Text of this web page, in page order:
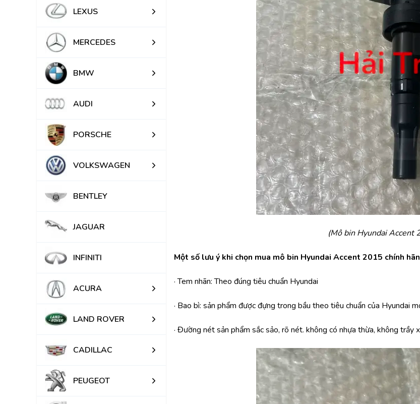
LEXUS
MERCEDES
BMW
AUDI
PORSCHE
VOLKSWAGEN
BENTLEY
JAGUAR
INFINITI
ACURA
LAND ROVER
CADILLAC
PEUGEOT
(Mô bin Hyundai Accent
Một số lưu ý khi chọn mua mô bin Hyundai Accent 2015 chính
· Tem nhãn: Theo đúng tiêu chuẩn Hyundai
· Bao bì: sản phẩm được đựng trong bầu theo tiêu chuẩn của Hyundai
· Đường nét sản phẩm sắc sảo, rõ nét. không có nhựa thừa, không trầy